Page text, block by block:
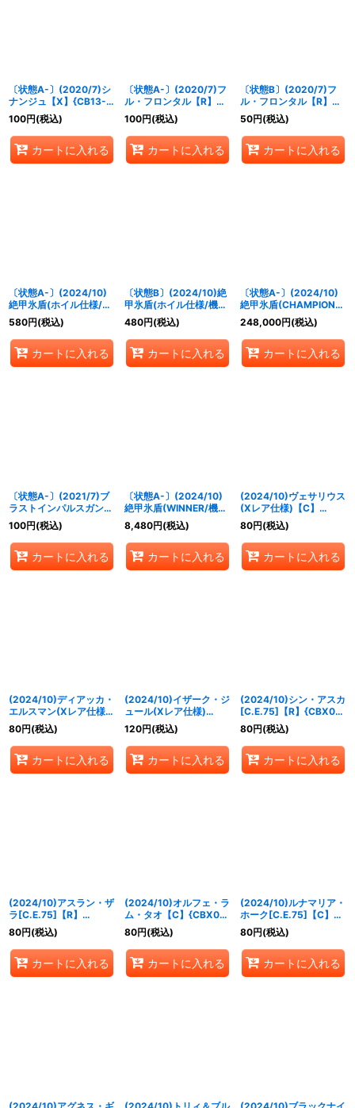
〔状態A-〕(2020/7)シ
ナンジュ【X】{CB13-
X01}《赤》
100円(税込)
カートに入れる
〔状態A-〕(2020/7)フ
ル・フロンタル【R】
{CB13-057}《赤》
100円(税込)
カートに入れる
〔状態B〕(2020/7)フ
ル・フロンタル【R】
{CB13-057}《赤》
50円(税込)
カートに入れる
〔状態A-〕(2024/10)
絶甲氷盾(ホイル仕様/機
動戦士ガンダムイラス
ト)【-】{SD56-
RV009}《白》
580円(税込)
カートに入れる
〔状態B〕(2024/10)絶
甲氷盾(ホイル仕様/機動
戦士ガンダムイラスト)
【-】{SD56-RV009}
《白》
480円(税込)
カートに入れる
〔状態A-〕(2024/10)
絶甲氷盾(CHAMPION/
機動戦士ガンダムイラス
ト)【-】{SD56-
RV009}《白》
248,000円(税込)
カートに入れる
〔状態A-〕(2021/7)ブ
ラストインパルスガンダ
ム【R】{CB16-034}
《白》
100円(税込)
カートに入れる
〔状態A-〕(2024/10)
絶甲氷盾(WINNER/機動
戦士ガンダムイラスト)
【-】{SD56-RV009}
《白》
8,480円(税込)
カートに入れる
(2024/10)ヴェサリウス
(Xレア仕様)【C】
{CB13-072}《白》
80円(税込)
カートに入れる
(2024/10)ディアッカ・
エルスマン(Xレア仕様)
【C】{CB16-057}
《白》
80円(税込)
カートに入れる
(2024/10)イザーク・ジ
ュール(Xレア仕様)
【C】{CB13-060}
《白》
120円(税込)
カートに入れる
(2024/10)シン・アスカ
[C.E.75]【R】{CBX01-
016}《白》
80円(税込)
カートに入れる
(2024/10)アスラン・ザ
ラ[C.E.75]【R】
{CBX01-017}《白》
80円(税込)
カートに入れる
(2024/10)オルフェ・ラ
ム・タオ【C】{CBX01-
018}《白》
80円(税込)
カートに入れる
(2024/10)ルナマリア・
ホーク[C.E.75]【C】
{CBX01-014}《白》
80円(税込)
カートに入れる